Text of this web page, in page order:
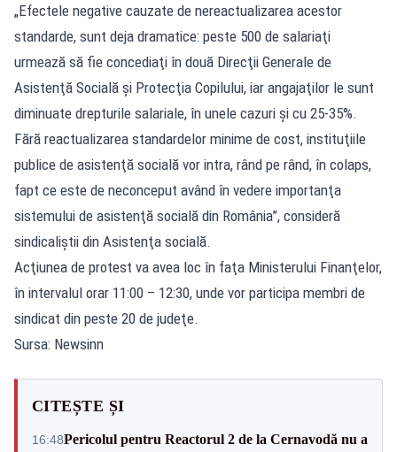
„Efectele negative cauzate de nereactualizarea acestor
standarde, sunt deja dramatice: peste 500 de salariaţi
urmează să fie concediaţi în două Direcţii Generale de
Asistenţă Socială şi Protecţia Copilului, iar angajaţilor le sunt
diminuate drepturile salariale, în unele cazuri şi cu 25-35%.
Fără reactualizarea standardelor minime de cost, instituţiile
publice de asistenţă socială vor intra, rând pe rând, în colaps,
fapt ce este de neconceput având în vedere importanţa
sistemului de asistenţă socială din România”, consideră
sindicaliştii din Asistenţa socială.
Acţiunea de protest va avea loc în faţa Ministerului Finanţelor,
în intervalul orar 11:00 – 12:30, unde vor participa membri de
sindicat din peste 20 de judeţe.
Sursa: Newsinn
CITEȘTE ȘI
16:48Pericolul pentru Reactorul 2 de la Cernavodă nu a